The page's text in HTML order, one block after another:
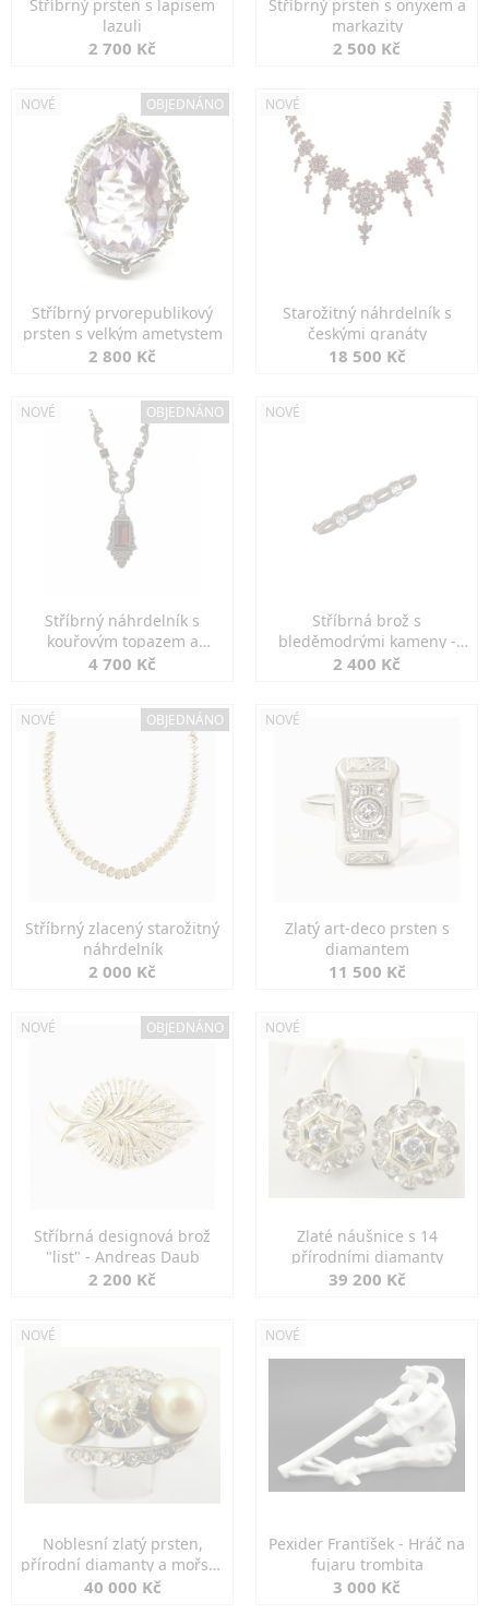
Stříbrný prsten s lapisem
lazuli
2 700 Kč
Stříbrný prsten s onyxem a
markazity
2 500 Kč
NOVÉ OBJEDNÁNO
Stříbrný prvorepublikový
prsten s velkým ametystem
2 800 Kč
NOVÉ
Starožitný náhrdelník s
českými granáty
18 500 Kč
NOVÉ OBJEDNÁNO
Stříbrný náhrdelník s
kouřovým topazem a
markazity
4 700 Kč
NOVÉ
Stříbrná brož s
bleděmodrými kameny -
jemná elegance
2 400 Kč
NOVÉ OBJEDNÁNO
Stříbrný zlacený starožitný
náhrdelník
2 000 Kč
NOVÉ
Zlatý art-deco prsten s
diamantem
11 500 Kč
NOVÉ OBJEDNÁNO
Stříbrná designová brož
"list" - Andreas Daub
2 200 Kč
NOVÉ
Zlaté náušnice s 14
přírodními diamanty
39 200 Kč
NOVÉ
Noblesní zlatý prsten,
přírodní diamanty a mořské
perly
40 000 Kč
NOVÉ
Pexider František - Hráč na
fujaru trombita
3 000 Kč